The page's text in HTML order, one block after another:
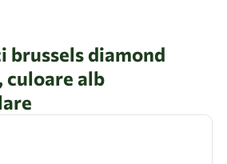
brussels diamond
culoare alb